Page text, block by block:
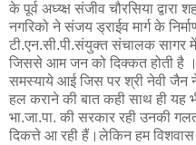
के पूर्व अध्य्क्ष संजीव चौरसिया द्वारा
नगरिको ने संजय ड्राईव मार्ग के
टी.एन.सी.पी.संयुक्त संचालक सागर
जिससे आम जन को दिक्कत होती है
समस्याये आई जिस पर श्री नेवी
हल कराने की बात कही साथ ही यह
भा.जा.पा. की सरकार रही उनकी
दिकत्ते आ रही हैं।लेकिन हम